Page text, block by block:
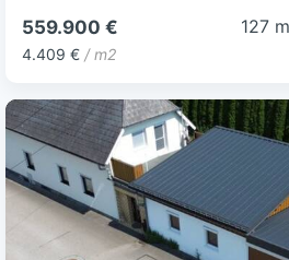
559.900 €
4.409 € / m2
127